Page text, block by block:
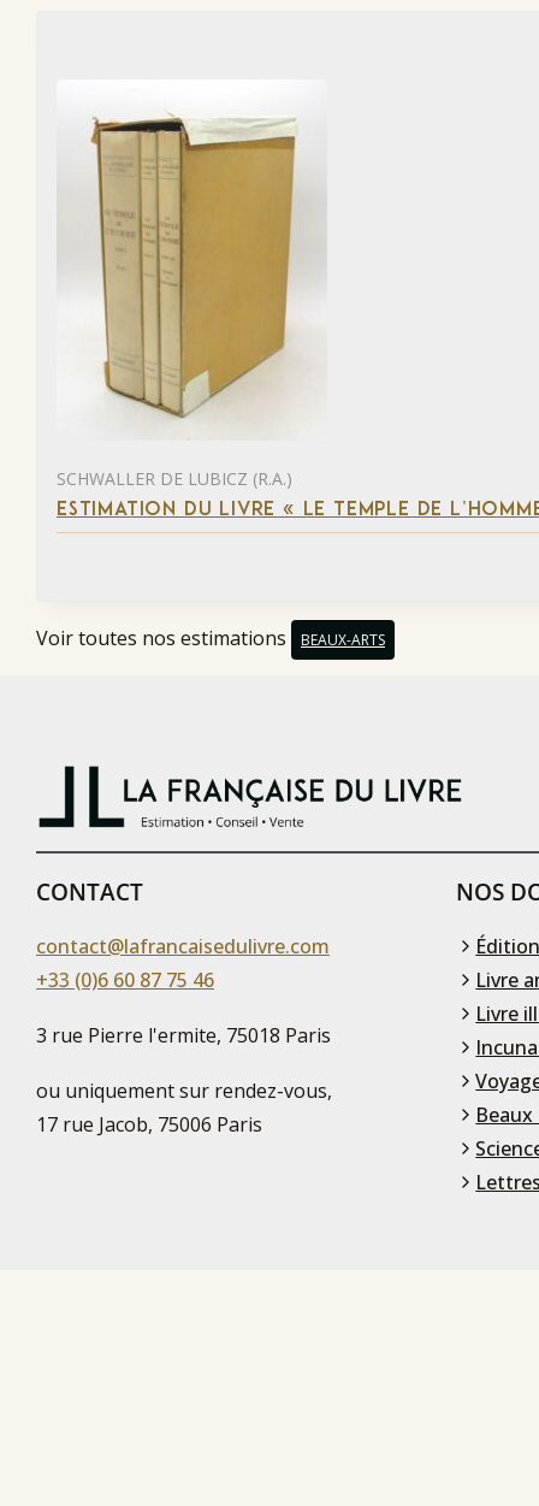
SCHWALLER DE LUBICZ (R.A.)
ESTIMATION DU LIVRE « LE TEMPLE DE
Voir toutes nos estimations BEAUX-ARTS
CONTACT
contact@lafrancaisedulivre.com
+33 (0)6 60 87 75 46
3 rue Pierre l'ermite, 75018 Paris
ou uniquement sur rendez-vous,
17 rue Jacob, 75006 Paris
NOS
Livre
Livre